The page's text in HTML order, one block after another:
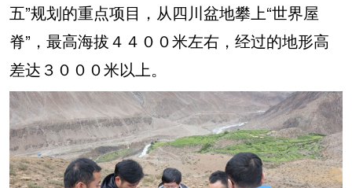
五”规划的重点项目，从四川盆地攀上“世界屋
脊”，最高海拔４４００米左右，经过的地形高
差达３０００米以上。